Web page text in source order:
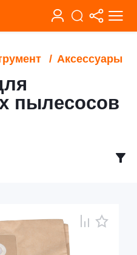
Аксессуары
пылесосов